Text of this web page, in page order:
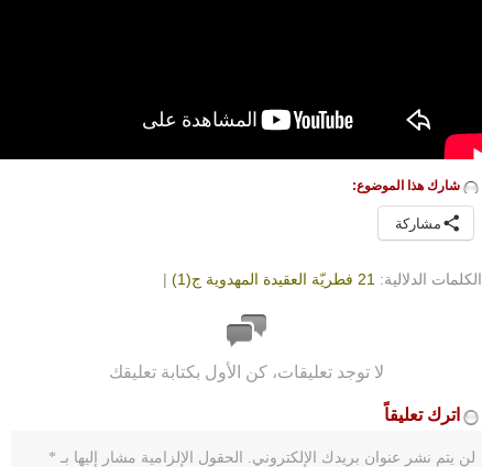
شارك هذا الموضوع:
مشاركة
الكلمات الدلالية: 21 فطريّة العقيدة المهدوية ج(1) |
لا توجد تعليقات، كن الأول بكتابة تعليقك
اترك تعليقاً
لن يتم نشر عنوان بريدك الإلكتروني. الحقول الإلزامية مشار إليها بـ *